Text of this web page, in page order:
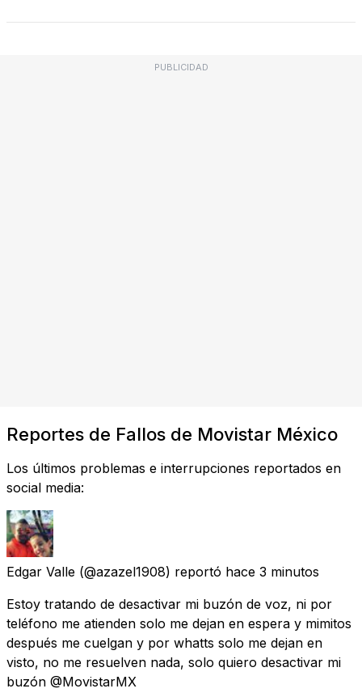
PUBLICIDAD
Reportes de Fallos de Movistar México
Los últimos problemas e interrupciones reportados en
social media:
Edgar Valle (@azazel1908) reportó hace 3 minutos
Estoy tratando de desactivar mi buzón de voz, ni por
teléfono me atienden solo me dejan en espera y mimitos
después me cuelgan y por whatts solo me dejan en
visto, no me resuelven nada, solo quiero desactivar mi
buzón @MovistarMX